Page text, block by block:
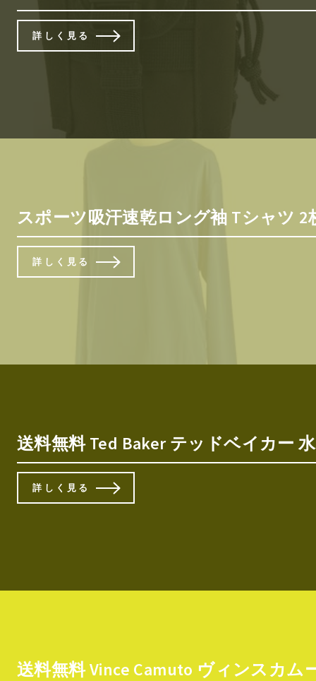
詳しく見る
スポーツ吸汗速乾ロング袖 Tシャツ 2
詳しく見る
送料無料 Ted Baker テッドベイカー
詳しく見る
送料無料 Vince Camuto ヴィンスカ